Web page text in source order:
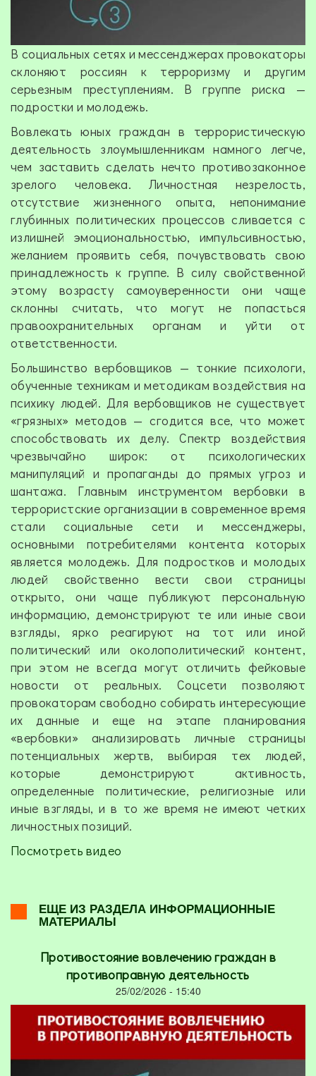
В социальных сетях и мессенджерах провокаторы
склоняют россиян к терроризму и другим
серьезным преступлениям. В гpyппe риска —
подростки и молодежь.
Вовлекать юных граждан в террористическую
деятельность злоумышленникам намного легче,
чем заставить сделать нечто противозаконное
зрелого человека. Личностная незрелость,
отсутствие жизненного опыта, непонимание
глубинных политических процессов сливается с
излишней эмоциональностью, импульсивностью,
желанием проявить себя, почувствовать свою
принадлежность к гpyппe. В силу свойственной
этому возрасту самоуверенности они чаще
склонны считать, что могут не попасться
правоохранительных органам и уйти от
ответственности.
Большинство вербовщиков — тонкие психологи,
обученные техникам и методикам воздействия на
психику людей. Для вербовщиков не существует
«грязных» методов — сгодится все, что может
способствовать их делу. Спектр воздействия
чрезвычайно широк: от психологических
манипуляций и пропаганды до прямых угроз и
шантажа. Главным инструментом вербовки в
террористские организации в современное время
стали социальные сети и мессенджеры,
основными потребителями контента которых
является молодежь. Для подростков и молодых
людей свойственно вести свои страницы
открыто, они чаще публикуют персональную
информацию, демонстрируют те или иные свои
взгляды, ярко реагируют на тот или иной
политический или околополитический контент,
при этом не всегда могут отличить фейковые
новости от реальных. Соцсети позволяют
провокаторам свободно собирать интересующие
их данные и еще на этапе планирования
«вербовки» анализировать личные страницы
потенциальных жертв, выбирая тех людей,
которые демонстрируют активность,
определенные политические, религиозные или
иные взгляды, и в то же время не имеют четких
личностных позиций.
Посмотреть видео
ЕЩЕ ИЗ РАЗДЕЛА ИНФОРМАЦИОННЫЕ
МАТЕРИАЛЫ
Противостояние вовлечению граждан в
противоправную деятельность
25/02/2026 - 15:40